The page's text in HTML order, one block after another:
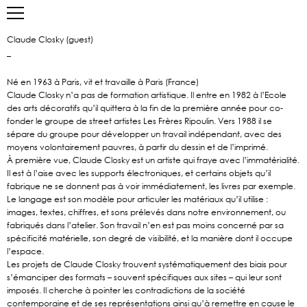
Claude Closky (guest)
Né en 1963 à Paris, vit et travaille à Paris (France)
Claude Closky n’a pas de formation artistique. Il entre en 1982 à l’Ecole
des arts décoratifs qu’il quittera à la fin de la première année pour co-
fonder le groupe de street artistes Les Frères Ripoulin. Vers 1988 il se
sépare du groupe pour développer un travail indépendant, avec des
moyens volontairement pauvres, à partir du dessin et de l’imprimé.
À première vue, Claude Closky est un artiste qui fraye avec l’immatérialité.
Il est à l’aise avec les supports électroniques, et certains objets qu’il
fabrique ne se donnent pas à voir immédiatement, les livres par exemple.
Le langage est son modèle pour articuler les matériaux qu’il utilise :
images, textes, chiffres, et sons prélevés dans notre environnement, ou
fabriqués dans l’atelier. Son travail n’en est pas moins concerné par sa
spécificité matérielle, son degré de visibilité, et la manière dont il occupe
l’espace.
Les projets de Claude Closky trouvent systématiquement des biais pour
s’émanciper des formats – souvent spécifiques aux sites – qui leur sont
imposés. Il cherche à pointer les contradictions de la société
contemporaine et de ses représentations ainsi qu’à remettre en cause le